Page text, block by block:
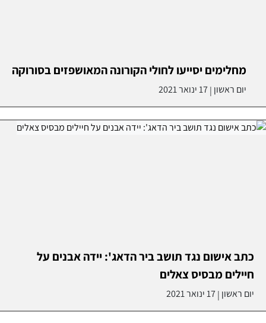
מחלימים יסייעו לחולי הקורונה המאושפזים בסורוקה
יום ראשון |17 ינואר 2021
כתב אישום נגד תושב ביר הדאג': יידה אבנים על
חיילים מבסיס צאלים
יום ראשון |17 ינואר 2021